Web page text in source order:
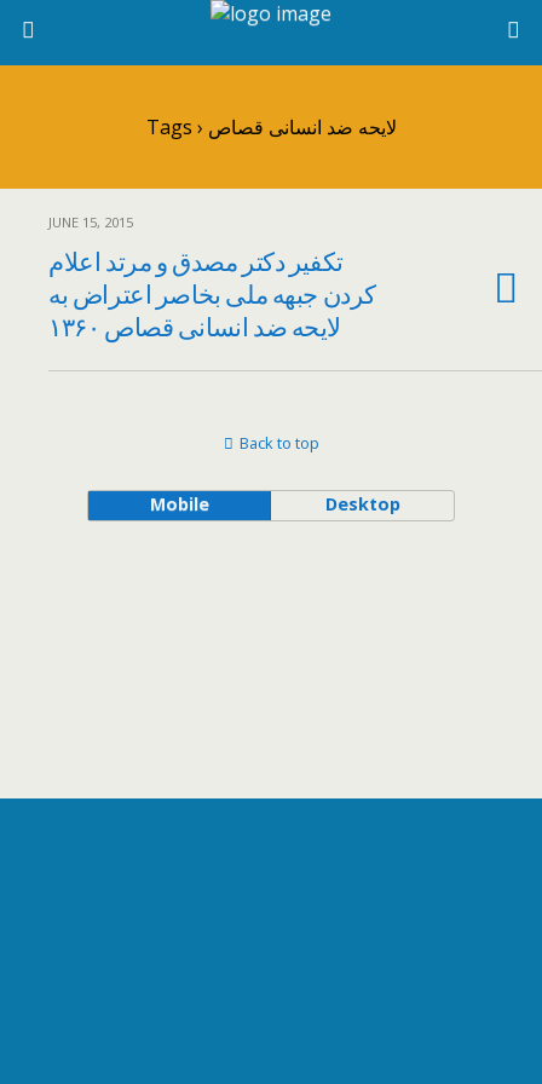
Tags › لایحه ضد انسانی قصاص
JUNE 15, 2015
تکفیر دکتر مصدق و مرتد اعلام
کردن جبهه ملی بخاصر اعتراض به
لایحه ضد انسانی قصاص ۱۳۶۰
Back to top
Mobile Desktop